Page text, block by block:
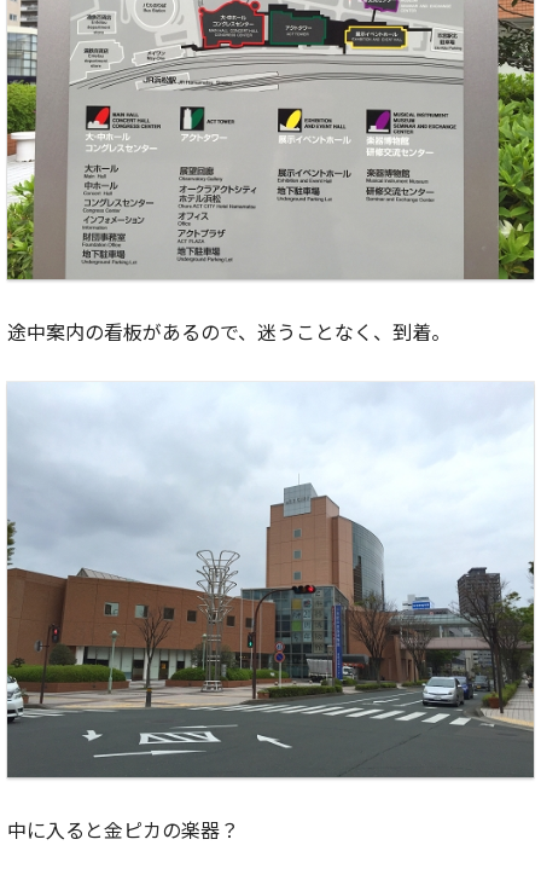
途中案内の看板があるので、迷うことなく、到着。
中に入ると金ピカの楽器？